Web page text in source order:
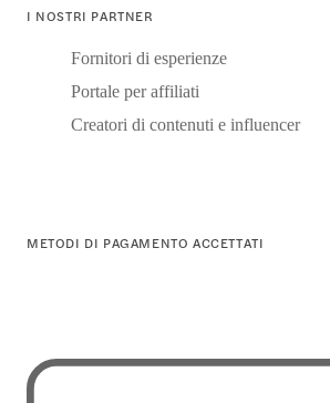
I NOSTRI PARTNER
Fornitori di esperienze
Portale per affiliati
Creatori di contenuti e influencer
METODI DI PAGAMENTO ACCETTATI